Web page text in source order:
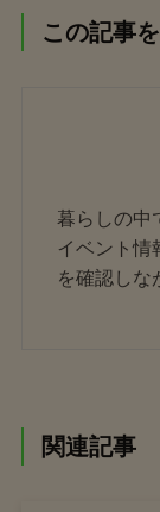
この記事
暮らしの中
イベント情
を確認しな
関連記事